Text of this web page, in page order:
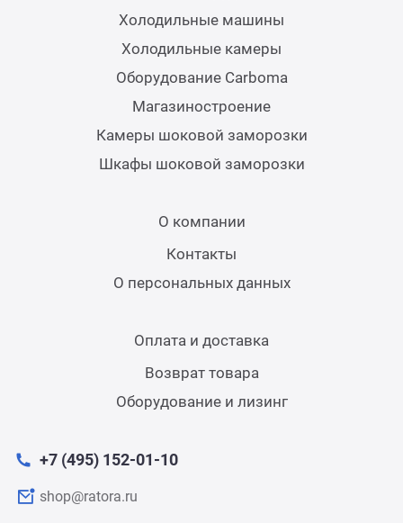
Холодильные машины
Холодильные камеры
Оборудование Carboma
Магазиностроение
Камеры шоковой заморозки
Шкафы шоковой заморозки
О компании
Контакты
О персональных данных
Оплата и доставка
Возврат товара
Оборудование и лизинг
+7 (495) 152-01-10
shop@ratora.ru